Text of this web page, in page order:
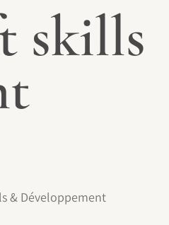
skills
& Développement